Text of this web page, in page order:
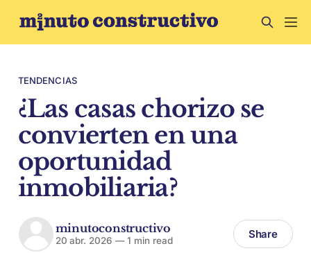
TENDENCIAS
¿Las casas chorizo se
convierten en una
oportunidad
inmobiliaria?
minutoconstructivo
20 abr. 2026 —1 min read Share